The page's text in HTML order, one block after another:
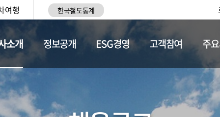
여행 한국철도통계
소개
채용정보
정보공개 ESG경영 고객참여 주